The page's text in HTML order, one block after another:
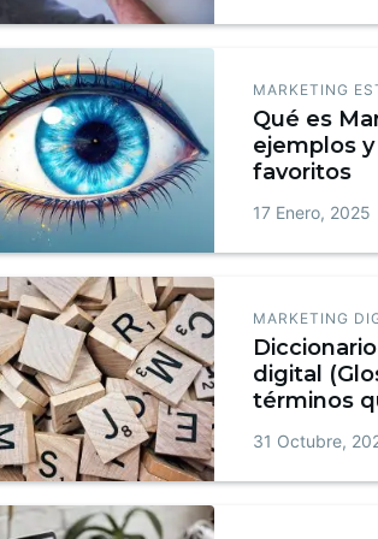
MARKETING
Qué es
ejemplos
favoritos
17 Enero, 2025
MARKETING
digital
términos
31 Octubre,